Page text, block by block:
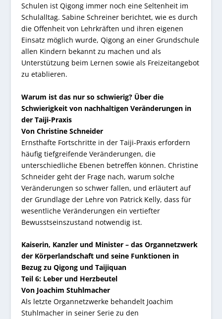
Schulen ist Qigong immer noch eine Seltenheit im
Schulalltag. Sabine Schreiner berichtet, wie es durch
die Offenheit von Lehrkräften und ihren eigenen
Einsatz möglich wurde, Qigong an einer Grundschule
allen Kindern bekannt zu machen und als
Unterstützung beim Lernen sowie als Freizeitangebot
zu etablieren.
Warum ist das nur so schwierig? Über die
Schwierigkeit von nachhaltigen Veränderungen in
der Taiji-Praxis
Von Christine Schneider
Ernsthafte Fortschritte in der Taiji-Praxis erfordern
häufig tiefgreifende Veränderungen, die
unterschiedliche Ebenen betreffen können. Christine
Schneider geht der Frage nach, warum solche
Veränderungen so schwer fallen, und erläutert auf
der Grundlage der Lehre von Patrick Kelly, dass für
wesentliche Veränderungen ein vertiefter
Bewusstseinszustand notwendig ist.
Kaiserin, Kanzler und Minister – das Organnetzwerk
der Körperlandschaft und seine Funktionen in
Bezug zu Qigong und Taijiquan
Teil 6: Leber und Herzbeutel
Von Joachim Stuhlmacher
Als letzte Organnetzwerke behandelt Joachim
Stuhlmacher in seiner Serie zu den